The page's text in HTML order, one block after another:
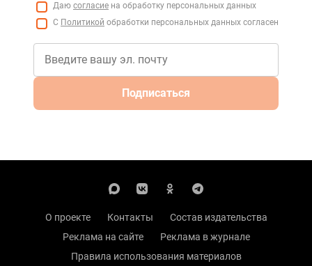
Даю согласие на обработку персональных данных
С Политикой обработки персональных данных согласен
Подписаться
О проекте Контакты
Состав издательства
Реклама на сайте
Реклама в журнале
Правила использования материалов